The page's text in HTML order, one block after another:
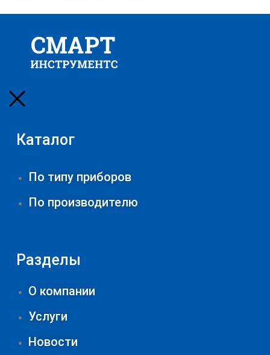
Каталог
По типу приборов
По производителю
Разделы
О компании
Услуги
Новости